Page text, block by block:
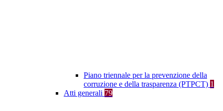
Piano triennale per la prevenzione della
corruzione e della trasparenza (PTPCT) 1
Atti generali 79